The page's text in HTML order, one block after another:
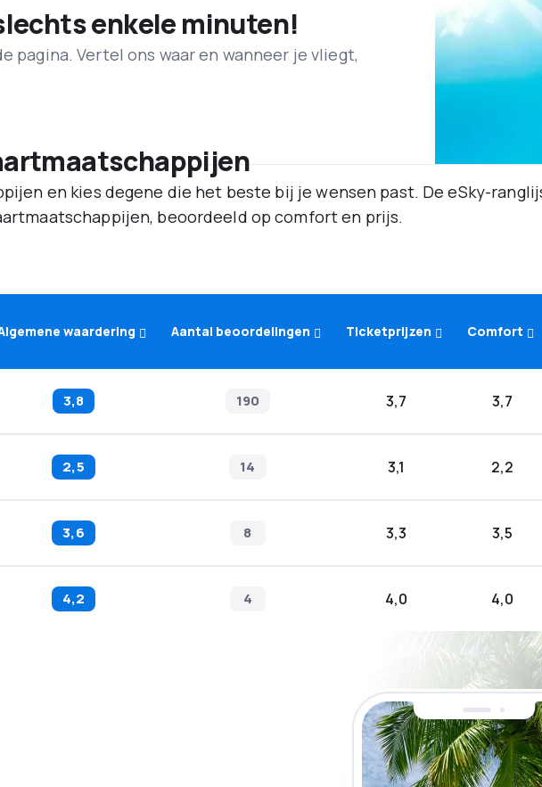
enkele minuten!
pagina. Vertel ons waar en wanneer je vliegt,
en kies degene die het beste bij je wensen past. De eSky-
beoordeeld op comfort en prijs.
waardering Aantal beoordelingen Ticketprijzen Comfort
3,8 190 3,7 3,7
2,5 14 3,1 2,2
3,6 8 3,3 3,5
4,2 4 4,0 4,0